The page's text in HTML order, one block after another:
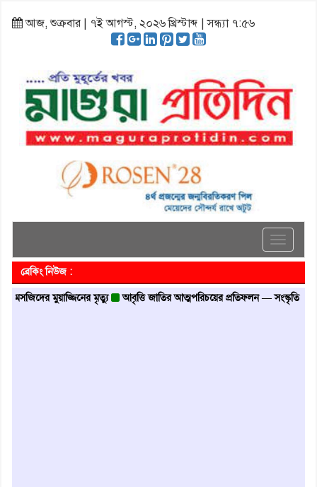
আজ, শুক্রবার | ৭ই আগস্ট, ২০২৬ খ্রিস্টাব্দ | সন্ধ্যা ৭:৫৬
Toggle
ব্রেকিং নিউজ :
মুয়াজ্জিনের মৃত্যু আবৃত্তি জাতির আত্মপরিচয়ের প্রতিফলন — সংস্কৃতি মন্ত্রী